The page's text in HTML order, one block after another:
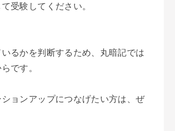
受験してください。
るかを判断するため、丸暗記では
です。
ョンアップにつなげたい方は、ぜ